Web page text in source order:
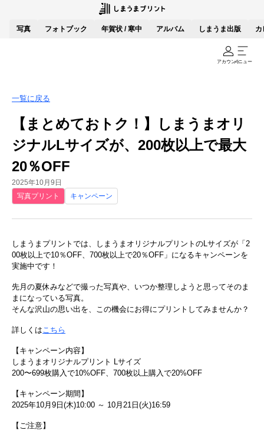
写真 フォトブック 年賀状 / 寒中 アルバム しまうま出版 カ
アカウントメニュー
一覧に戻る
【まとめておトク！】しまうまオリ
ジナルLサイズが、200枚以上で最大
20％OFF
2025年10月9日
写真プリント
キャンペーン
しまうまプリントでは、しまうまオリジナルプリントのLサイズが「2
00枚以上で10％OFF、700枚以上で20％OFF」になるキャンペーンを
実施中です！
先月の夏休みなどで撮った写真や、いつか整理しようと思ってそのま
まになっている写真。
そんな沢山の思い出を、この機会にお得にプリントしてみませんか？
詳しくはこちら
【キャンペーン内容】
しまうまオリジナルプリント Lサイズ
200〜699枚購入で10%OFF、700枚以上購入で20%OFF
【キャンペーン期間】
2025年10月9日(木)10:00 ～ 10月21日(火)16:59
【ご注意】